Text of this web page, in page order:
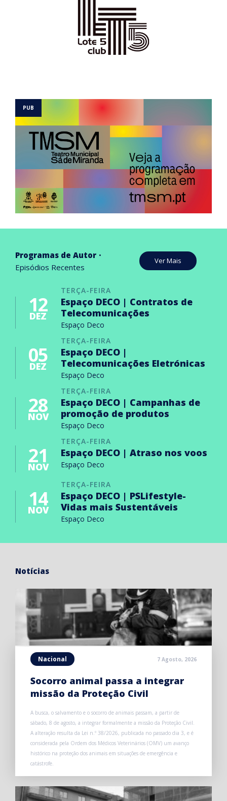
Programas de Autor
Episódios Recentes
Ver Mais
TERÇA-FEIRA
12
DEZ
Espaço DECO | Contratos de
Telecomunicações
Espaço Deco
TERÇA-FEIRA
05
DEZ
Espaço DECO |
Telecomunicações Eletrónicas
Espaço Deco
TERÇA-FEIRA
28
NOV
Espaço DECO | Campanhas de
promoção de produtos
Espaço Deco
TERÇA-FEIRA
21
NOV
Espaço DECO | Atraso nos voos
Espaço Deco
TERÇA-FEIRA
14
NOV
Espaço DECO | PSLifestyle-
Vidas mais Sustentáveis
Espaço Deco
Notícias
Nacional 7 Agosto, 2026
Socorro animal passa a integrar
missão da Proteção Civil
A busca, o salvamento e o socorro de animais passam, a partir de
sábado, 8 de agosto, a integrar formalmente a missão da Proteção Civil.
A alteração resulta da Lei n.º 38/2026, publicada no passado dia 3, e é
considerada pela Ordem dos Médicos Veterinários (OMV) um avanço
histórico na proteção dos animais em situações de emergência e
catástrofe.